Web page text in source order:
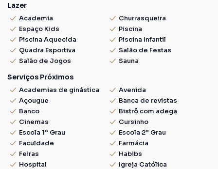
Lazer
Academia
Churrasqueira
Espaço Kids
Piscina
Piscina Aquecida
Piscina Infantil
Quadra Esportiva
Salão de Festas
Salão de Jogos
Sauna
Serviços Próximos
Academias de ginástica
Avenida
Açougue
Banca de revistas
Banco
Bistrô com adega
Cinemas
Cursinho
Escola 1º Grau
Escola 2º Grau
Faculdade
Farmácia
Feiras
Habibs
Hospital
Igreja Católica